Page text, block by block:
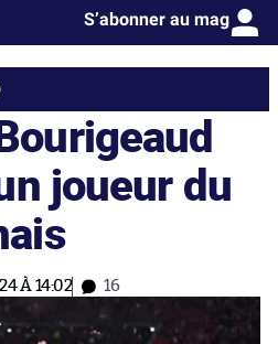
S’abonner au mag
joueur du
À 14:02 16